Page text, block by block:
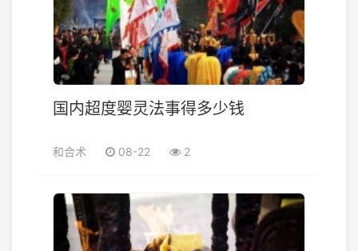
国内超度婴灵法事得多少钱
和合术 08-22 2